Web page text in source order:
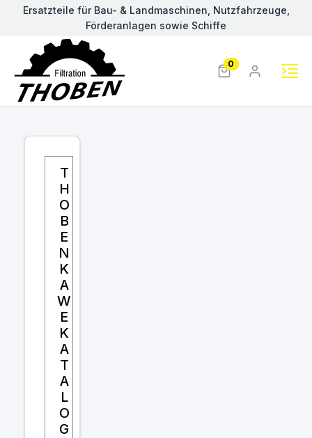
Ersatzteile für Bau- & Landmaschinen, Nutzfahrzeuge,
Förderanlagen sowie Schiffe
0
T
H
O
B
E
N
K
A
W
E
K
A
T
A
L
O
G